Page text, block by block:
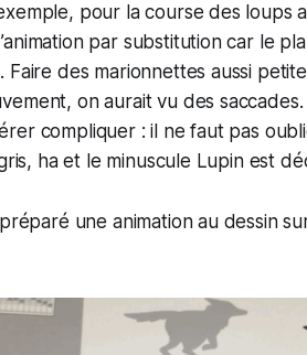
pour la course des loups
par substitution car le
des marionnettes aussi
on aurait vu des
compliquer : il ne faut pas
ha et le minuscule Lupin est
une animation au dessin